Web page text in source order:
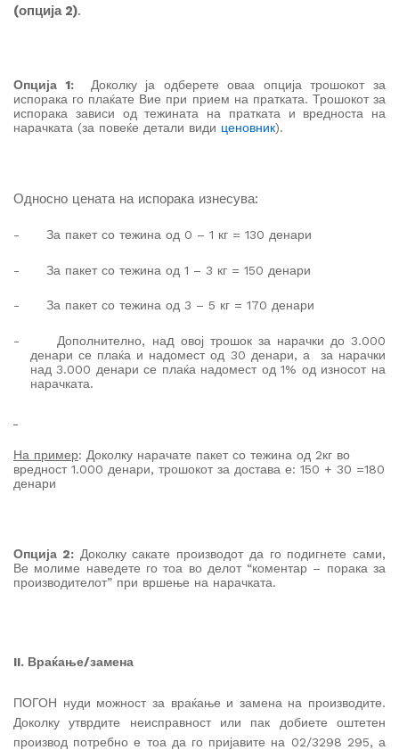
(опција 2).
Опција 1:Доколку ја одберете оваа опција трошокот за
испорака го плаќате Вие при прием на пратката. Трошокот за
испорака зависи од тежината на пратката и вредноста на
нарачката (за повеќе детали види ценовник).
Односно цената на испорака изнесува:
- За пакет со тежина од 0 – 1 кг = 130 денари
- За пакет со тежина од 1 – 3 кг = 150 денари
- За пакет со тежина од 3 – 5 кг = 170 денари
- Дополнително, над овој трошок за нарачки до 3.000
денари се плаќа и надомест од 30 денари, а
за нарачки
над 3.000 денари се плаќа надомест од 1% од износот на
нарачката.
На пример: Доколку нарачате пакет со тежина од 2кг во
вредност 1.000 денари, трошокот за достава е: 150 + 30 =180
денари
Опција 2:Доколку сакате производот да го подигнете сами,
Ве молиме наведете го тоа во делот “коментар – порака за
производителот” при вршење на нарачката.
II. Враќање/замена
ПОГОН нуди можност за враќање и замена на производите.
Доколку утврдите неисправност или пак добиете оштетен
производ потребно е тоа да го пријавите на 02/3298 295, а